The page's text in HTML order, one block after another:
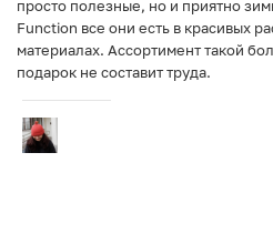
просто полезные, но и приятно
Function все они есть в красивых
материалах. Ассортимент такой
подарок не составит труда.